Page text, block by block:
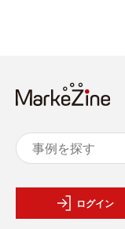
ログイン